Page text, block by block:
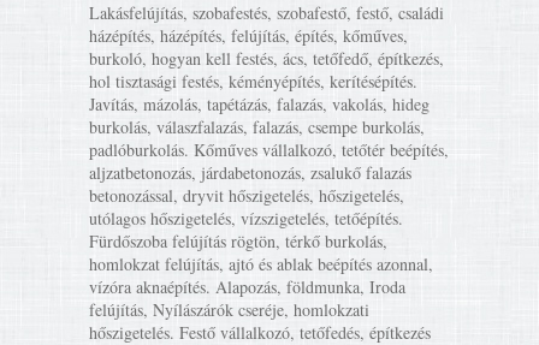
Lakásfelújítás, szobafestés, szobafestő, festő, családi
házépítés, házépítés, felújítás, építés, kőműves,
burkoló, hogyan kell festés, ács, tetőfedő, építkezés,
hol tisztasági festés, kéményépítés, kerítésépítés.
Javítás, mázolás, tapétázás, falazás, vakolás, hideg
burkolás, válaszfalazás, falazás, csempe burkolás,
padlóburkolás. Kőműves vállalkozó, tetőtér beépítés,
aljzatbetonozás, járdabetonozás, zsalukő falazás
betonozással, dryvit hőszigetelés, hőszigetelés,
utólagos hőszigetelés, vízszigetelés, tetőépítés.
Fürdőszoba felújítás rögtön, térkő burkolás,
homlokzat felújítás, ajtó és ablak beépítés azonnal,
vízóra aknaépítés. Alapozás, földmunka, Iroda
felújítás, Nyílászárók cseréje, homlokzati
hőszigetelés. Festő vállalkozó, tetőfedés, építkezés